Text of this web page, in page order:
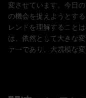
変させています。今日
の機会を捉えようとす
レンドを理解すること
は、依然として大きな
ァーであり、大規模な